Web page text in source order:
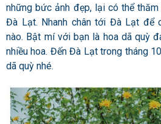
những bức ảnh đẹp, lại có thể
Đà Lạt. Nhanh chân tới Đà Lạt để
nào. Bật mí với bạn là hoa dã quỳ
nhiều hoa. Đến Đà Lạt trong tháng
dã quỳ nhé.